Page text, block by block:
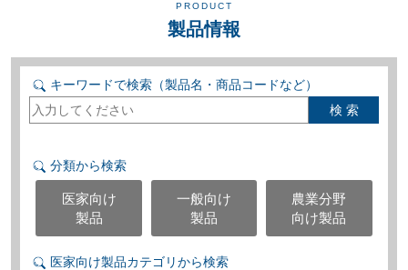
PRODUCT
製品情報
キーワードで検索（製品名・商品コードなど）
分類から検索
医家向け
製品
一般向け
製品
農業分野
向け製品
医家向け製品カテゴリから検索